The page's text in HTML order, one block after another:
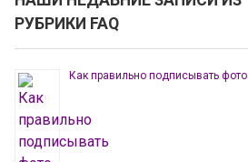
РУБРИКИ FAQ
Как правильно подписывать фото